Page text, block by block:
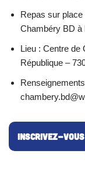
Repas sur place
Chambéry BD à
Lieu : Centre de
République –
INSCRIVEZ-VOUS